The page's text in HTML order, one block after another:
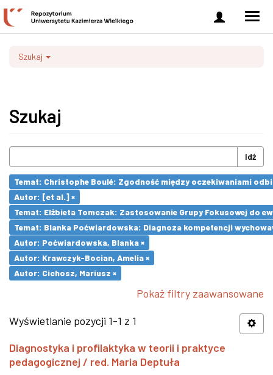
Zaloguj
się
Szukaj
Szukaj
Idź
Temat: Christophe Boulé: Zgodność między oczekiwaniami
Autor: [et al.] ×
Temat: Elżbieta Tomczak: Zastosowanie Grupy Fokusowej do
Temat: Blanka Poćwiardowska: Diagnoza kompetencji
Autor: Poćwiardowska, Blanka ×
Autor: Krawczyk-Bocian, Amelia ×
Autor: Cichosz, Mariusz ×
Pokaż filtry zaawansowane
Wyświetlanie pozycji 1-1 z 1
Diagnostyka i profilaktyka w teorii i praktyce
pedagogicznej / red. Maria Deptuła